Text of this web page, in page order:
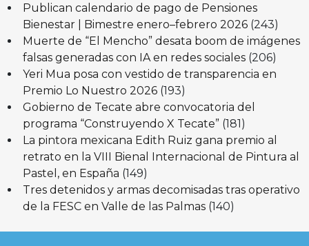
Publican calendario de pago de Pensiones
Bienestar | Bimestre enero–febrero 2026 (243)
Muerte de “El Mencho” desata boom de imágenes
falsas generadas con IA en redes sociales (206)
Yeri Mua posa con vestido de transparencia en
Premio Lo Nuestro 2026 (193)
Gobierno de Tecate abre convocatoria del
programa “Construyendo X Tecate” (181)
La pintora mexicana Edith Ruiz gana premio al
retrato en la VIII Bienal Internacional de Pintura al
Pastel, en España (149)
Tres detenidos y armas decomisadas tras operativo
de la FESC en Valle de las Palmas (140)